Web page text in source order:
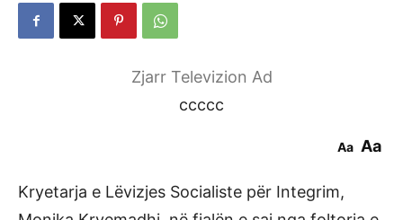
Zjarr Televizion Ad
ccccc
Aa Aa
Kryetarja e Lëvizjes Socialiste për Integrim,